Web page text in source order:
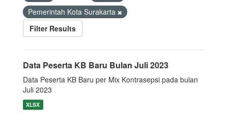
Pemerintah Kota Surakarta
Filter Results
Data Peserta KB Baru Bulan Juli 2023
Data Peserta KB Baru per Mix Kontrasepsi pada bulan
Juli 2023
XLSX